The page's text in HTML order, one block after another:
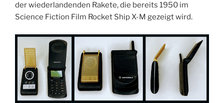
der wiederlandenden Rakete, die bereits 1950 im
Science Fiction Film Rocket Ship X-M gezeigt wird.